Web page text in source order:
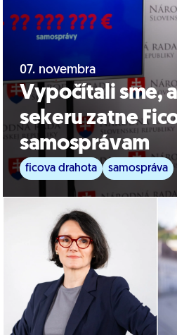
07. novembra
Vypočítali sme,
sekeru zatne
samosprávam
ficova drahota samospráva